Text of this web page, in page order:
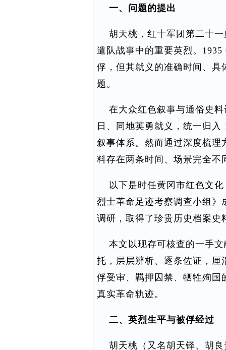
一、问题的提出
胡天桃，红十军团第二十一
遣队战事中的重要英烈。
俘，但其就义的准确时间、具
题。
在大众红色叙事与通俗史料
日、同地英勇就义，统一归
叙事体系。然而通过深度梳理
料存在两条时间、场景完全不
以下是时任黄冈市红色文化
烈士革命足迹考察调查小组》
调研，取得了珍贵历史档案史
本文以现存可核查的一手文
托，层层辨析、逐条佐证，厘
俘受审、羁押囚禁、牺牲殉国
真实革命轨迹。
二、英烈生平与被俘经过
胡天桃（又名胡天铎、胡良